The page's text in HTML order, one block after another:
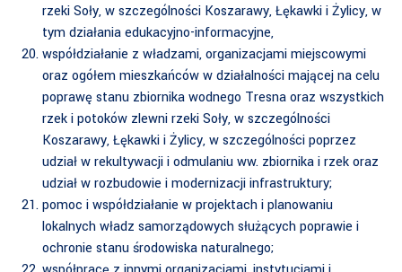
rzeki Soły, w szczególności Koszarawy, Łękawki i Żylicy, w
tym działania edukacyjno-informacyjne,
współdziałanie z władzami, organizacjami miejscowymi
oraz ogółem mieszkańców w działalności mającej na celu
poprawę stanu zbiornika wodnego Tresna oraz wszystkich
rzek i potoków zlewni rzeki Soły, w szczególności
Koszarawy, Łękawki i Żylicy, w szczególności poprzez
udział w rekultywacji i odmulaniu ww. zbiornika i rzek oraz
udział w rozbudowie i modernizacji infrastruktury;
pomoc i współdziałanie w projektach i planowaniu
lokalnych władz samorządowych służących poprawie i
ochronie stanu środowiska naturalnego;